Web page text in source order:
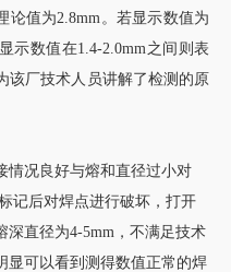
论值为2.8mm。若显示数值为
示数值在1.4-2.0mm之间则表
该厂技术人员讲解了检测的原
情况良好与熔和直径过小对
记后对焊点进行破坏，打开
深直径为4-5mm，不满足技术
显可以看到测得数值正常的焊